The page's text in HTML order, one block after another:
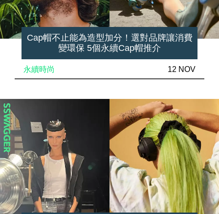
Cap帽不止能為造型加分！選對品牌讓消費
變環保 5個永續Cap帽推介
永續時尚 12 NOV